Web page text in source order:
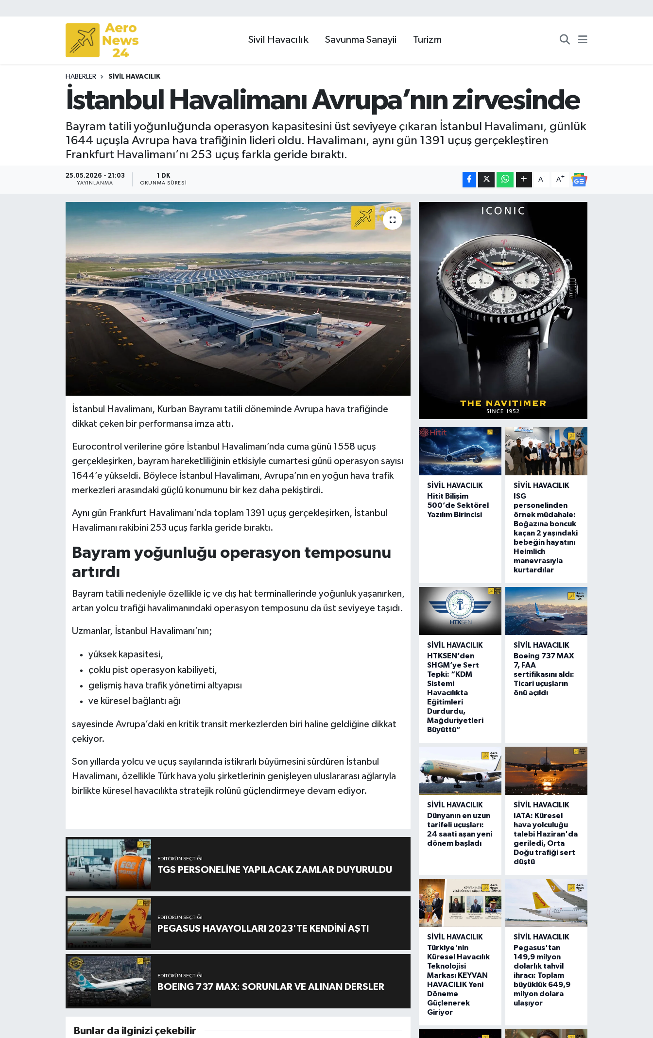
Sivil Havacılık Savunma Sanayii Turizm
HABERLER SIVIL HAVACILIK
İstanbul Havalimanı Avrupa’nın zirvesinde
Bayram tatili yoğunluğunda operasyon kapasitesini üst seviyeye çıkaran İstanbul Havalimanı, günlük
1644 uçuşla Avrupa hava trafiğinin lideri oldu. Havalimanı, aynı gün 1391 uçuş gerçekleştiren
Frankfurt Havalimanı’nı 253 uçuş farkla geride bıraktı.
25.05.2026 - 21:03
YAYINLANMA
1 DK
OKUNMA SÜRESI
A- A+
İstanbul Havalimanı, Kurban Bayramı tatili döneminde Avrupa hava trafiğinde
dikkat çeken bir performansa imza attı.
Eurocontrol verilerine göre İstanbul Havalimanı’nda cuma günü 1558 uçuş
gerçekleşirken, bayram hareketliliğinin etkisiyle cumartesi günü operasyon sayısı
1644’e yükseldi. Böylece İstanbul Havalimanı, Avrupa’nın en yoğun hava trafik
merkezleri arasındaki güçlü konumunu bir kez daha pekiştirdi.
Aynı gün Frankfurt Havalimanı’nda toplam 1391 uçuş gerçekleşirken, İstanbul
Havalimanı rakibini 253 uçuş farkla geride bıraktı.
Bayram yoğunluğu operasyon temposunu
artırdı
Bayram tatili nedeniyle özellikle iç ve dış hat terminallerinde yoğunluk yaşanırken,
artan yolcu trafiği havalimanındaki operasyon temposunu da üst seviyeye taşıdı.
Uzmanlar, İstanbul Havalimanı’nın;
yüksek kapasitesi,
çoklu pist operasyon kabiliyeti,
gelişmiş hava trafik yönetimi altyapısı
ve küresel bağlantı ağı
sayesinde Avrupa’daki en kritik transit merkezlerden biri haline geldiğine dikkat
çekiyor.
Son yıllarda yolcu ve uçuş sayılarında istikrarlı büyümesini sürdüren İstanbul
Havalimanı, özellikle Türk hava yolu şirketlerinin genişleyen uluslararası ağlarıyla
birlikte küresel havacılıkta stratejik rolünü güçlendirmeye devam ediyor.
EDITÖRÜN SEÇTIĞI
TGS PERSONELİNE YAPILACAK ZAMLAR DUYURULDU
EDITÖRÜN SEÇTIĞI
PEGASUS HAVAYOLLARI 2023'TE KENDİNİ AŞTI
EDITÖRÜN SEÇTIĞI
BOEING 737 MAX: SORUNLAR VE ALINAN DERSLER
Bunlar da ilginizi çekebilir
SIVIL HAVACILIK
Hitit Bilişim
500’de Sektörel
Yazılım Birincisi
SIVIL HAVACILIK
ISG
personelinden
örnek müdahale:
Boğazına boncuk
kaçan 2 yaşındaki
bebeğin hayatını
Heimlich
manevrasıyla
kurtardılar
SIVIL HAVACILIK
HTKSEN’den
SHGM’ye Sert
Tepki: “KDM
Sistemi
Havacılıkta
Eğitimleri
Durdurdu,
Mağduriyetleri
Büyüttü”
SIVIL HAVACILIK
Boeing 737 MAX
7, FAA
sertifikasını aldı:
Ticari uçuşların
önü açıldı
SIVIL HAVACILIK
Dünyanın en uzun
tarifeli uçuşları:
24 saati aşan yeni
dönem başladı
SIVIL HAVACILIK
IATA: Küresel
hava yolculuğu
talebi Haziran'da
geriledi, Orta
Doğu trafiği sert
düştü
SIVIL HAVACILIK
Türkiye'nin
Küresel Havacılık
Teknolojisi
Markası KEYVAN
HAVACILIK Yeni
Döneme
Güçlenerek
Giriyor
SIVIL HAVACILIK
Pegasus'tan
149,9 milyon
dolarlık tahvil
ihracı: Toplam
büyüklük 649,9
milyon dolara
ulaşıyor
Sivil Havacılık